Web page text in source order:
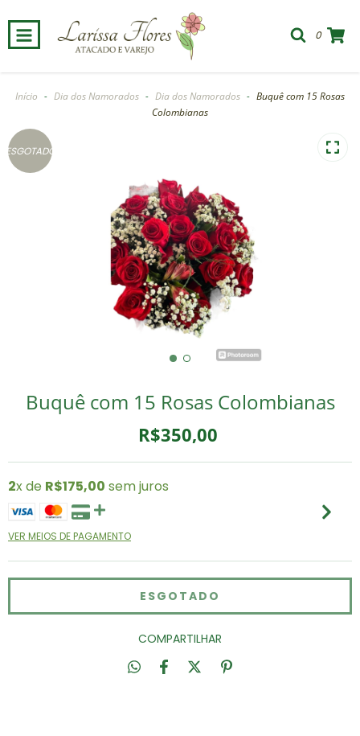
0
Início - Dia dos Namorados - Dia dos Namorados - Buquê com 15 Rosas
Colombianas
ESGOTADO
Buquê com 15 Rosas Colombianas
R$350,00
2x de R$175,00 sem juros
VER MEIOS DE PAGAMENTO
COMPARTILHAR